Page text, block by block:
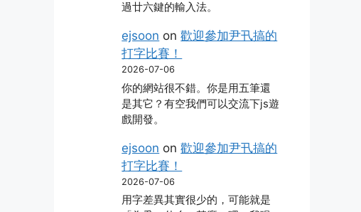
過廿六鍵的輸入法。
ejsoon on歡迎參加尹卂搞的
打字比賽！
2026-07-06
你的網站很不錯。你是用五筆還
是其它？有空我們可以交流下js遊
戲開發。
ejsoon on歡迎參加尹卂搞的
打字比賽！
2026-07-06
用字差異其實很少的，可能就是